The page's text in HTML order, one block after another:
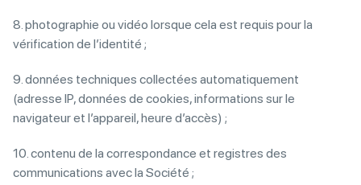
8. photographie ou vidéo lorsque cela est requis pour la
vérification de l’identité ;
9. données techniques collectées automatiquement
(adresse IP, données de cookies, informations sur le
navigateur et l’appareil, heure d’accès) ;
10. contenu de la correspondance et registres des
communications avec la Société ;